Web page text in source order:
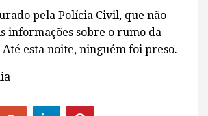
pela Polícia Civil, que não
informações sobre o rumo da
esta noite, ninguém foi preso.